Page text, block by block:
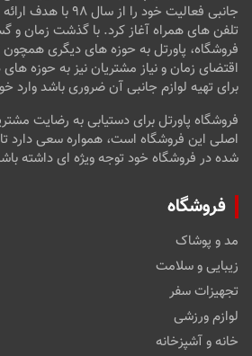
جانبی فعالیت خود را از
تلفن های همراه آغاز کرد. با گذشت زمان
فروشگاه، پاورتل به حوزه های دیگری
اقتضای زمان و نیاز مشتریان نیز به حوزه
برای تهیه لوازم جانبی آن ضروری باشد وارد
فروشگاه پاورتل برای دستیابی به رضایت
اصلی این فروشگاه است، همواره سعی دارد
شده در فروشگاه خود توجه ویژه ای داشته
فروشگاه
مد و پوشاک
زیبایی و سلامت
تجهیزات سفر
لوازم ورزشی
خانه و آشپزخانه